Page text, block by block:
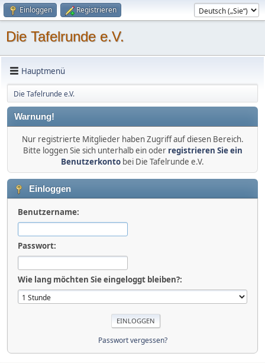
Einloggen Registrieren
Die Tafelrunde e.V.
Hauptmenü
Die Tafelrunde e.V.
Warnung!
Nur registrierte Mitglieder haben Zugriff auf diesen Bereich.
Bitte loggen Sie sich unterhalb ein oder registrieren Sie ein
Benutzerkonto bei Die Tafelrunde e.V.
Einloggen
Benutzername:
Passwort:
Wie lang möchten Sie eingeloggt bleiben?:
Passwort vergessen?